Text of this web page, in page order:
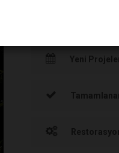
Yeni Projeler